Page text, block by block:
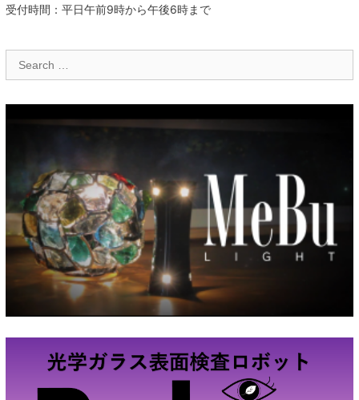
受付時間：平日午前9時から午後6時まで